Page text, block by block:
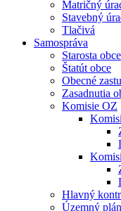
Matričný
Stavebný
Tlačivá
Samospráva
Starosta obce
Štatút obce
Obecné
Zasadnutia
Komisie OZ
Hlavný
Územný